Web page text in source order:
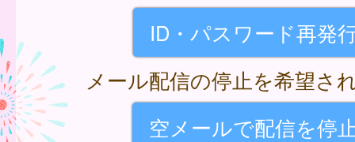
ID・パスワード再発
メール配信の停止を希望さ
空メールで配信を停